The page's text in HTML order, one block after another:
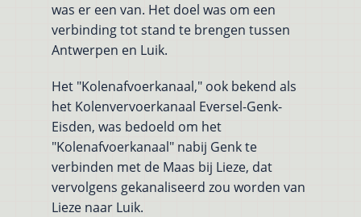
was er een van. Het doel was om een
verbinding tot stand te brengen tussen
Antwerpen en Luik.
Het "Kolenafvoerkanaal," ook bekend als
het Kolenvervoerkanaal Eversel-Genk-
Eisden, was bedoeld om het
"Kolenafvoerkanaal" nabij Genk te
verbinden met de Maas bij Lieze, dat
vervolgens gekanaliseerd zou worden van
Lieze naar Luik.